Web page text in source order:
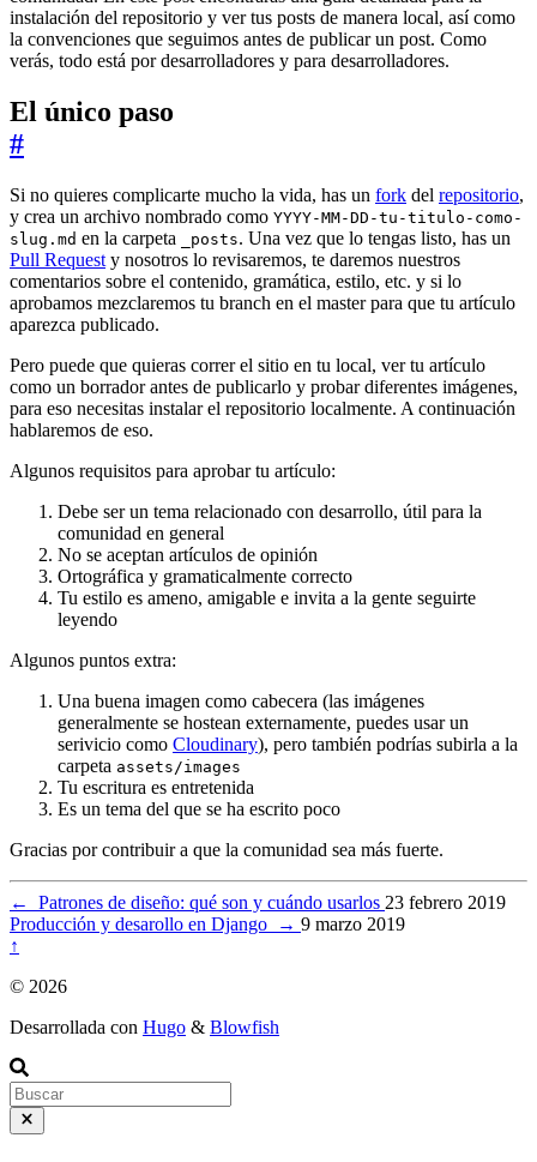
instalación del repositorio y ver tus posts de manera local, así como
la convenciones que seguimos antes de publicar un post. Como
verás, todo está por desarrolladores y para desarrolladores.
El único paso
#
Si no quieres complicarte mucho la vida, has un fork del repositorio,
y crea un archivo nombrado como YYYY-MM-DD-tu-titulo-como-
slug.md en la carpeta _posts. Una vez que lo tengas listo, has un
Pull Request y nosotros lo revisaremos, te daremos nuestros
comentarios sobre el contenido, gramática, estilo, etc. y si lo
aprobamos mezclaremos tu branch en el master para que tu artículo
aparezca publicado.
Pero puede que quieras correr el sitio en tu local, ver tu artículo
como un borrador antes de publicarlo y probar diferentes imágenes,
para eso necesitas instalar el repositorio localmente. A continuación
hablaremos de eso.
Algunos requisitos para aprobar tu artículo:
Debe ser un tema relacionado con desarrollo, útil para la
comunidad en general
No se aceptan artículos de opinión
Ortográfica y gramaticalmente correcto
Tu estilo es ameno, amigable e invita a la gente seguirte
leyendo
Algunos puntos extra:
Una buena imagen como cabecera (las imágenes
generalmente se hostean externamente, puedes usar un
serivicio como Cloudinary), pero también podrías subirla a la
carpeta assets/images
Tu escritura es entretenida
Es un tema del que se ha escrito poco
Gracias por contribuir a que la comunidad sea más fuerte.
← Patrones de diseño: qué son y cuándo usarlos 23 febrero 2019
Producción y desarollo en Django
→ 9 marzo 2019
↑
© 2026
Desarrollada con Hugo & Blowfish